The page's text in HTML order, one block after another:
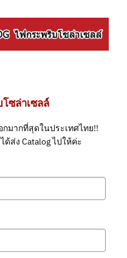
ซล่าเซลล์
กมากที่สุดในประเทศไทย!!
ด้ส่ง Catalog ไปให้ค่ะ